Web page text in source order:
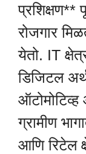
प्रशिक्षण**
रोजगार
येतो. IT
डिजिटल
ऑटोमोटिव्ह
ग्रामीण
आणि रिटेल